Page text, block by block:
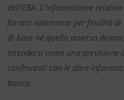
dell’EBA. L’informazione
fornita solamente per finalità di
di base né quello avverso
intendersi come una previsione
confrontati con le altre
banca.